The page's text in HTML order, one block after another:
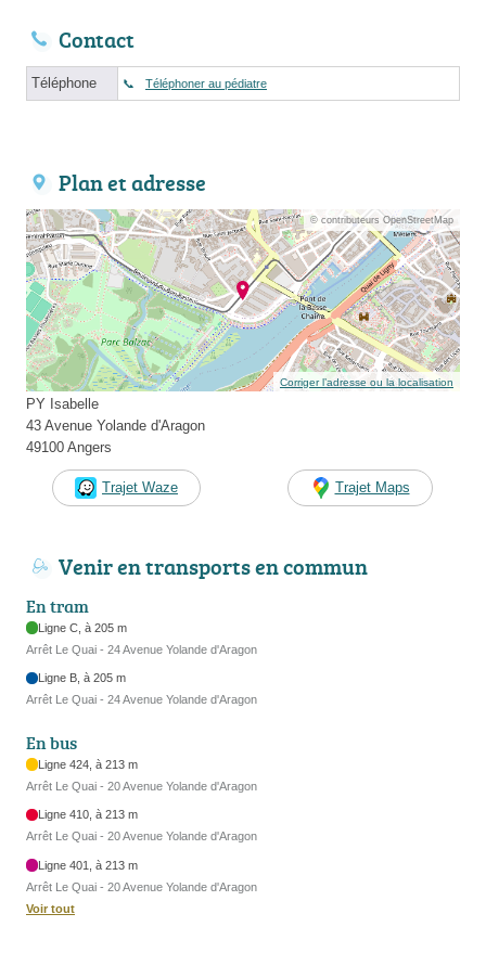
Contact
Téléphone Téléphoner au pédiatre
Plan et adresse
© contributeurs OpenStreetMap
Corriger l’adresse ou la localisation
PY Isabelle
43 Avenue Yolande d'Aragon
49100 Angers
Trajet Waze Trajet Maps
Venir en transports en commun
En tram
Ligne C, à 205 m
Arrêt Le Quai - 24 Avenue Yolande d'Aragon
Ligne B, à 205 m
Arrêt Le Quai - 24 Avenue Yolande d'Aragon
En bus
Ligne 424, à 213 m
Arrêt Le Quai - 20 Avenue Yolande d'Aragon
Ligne 410, à 213 m
Arrêt Le Quai - 20 Avenue Yolande d'Aragon
Ligne 401, à 213 m
Arrêt Le Quai - 20 Avenue Yolande d'Aragon
Voir tout